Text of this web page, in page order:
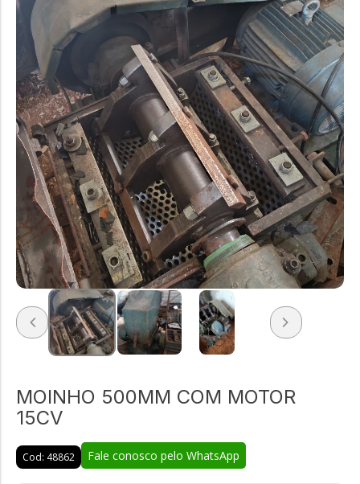
MOINHO 500MM COM MOTOR
15CV
Cod: 48862 Fale conosco pelo WhatsApp